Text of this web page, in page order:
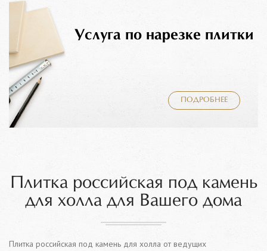
Услуга по нарезке плитки
ПОДРОБНЕЕ
Плитка российская под камень
для холла для Вашего дома
Плитка российская под камень для холла от ведущих